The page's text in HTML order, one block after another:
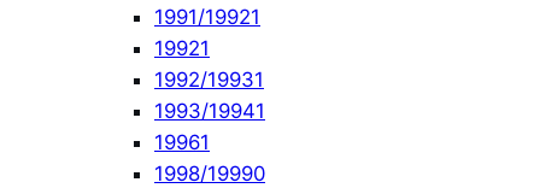
1991/19921
19921
1992/19931
1993/19941
19961
1998/19990